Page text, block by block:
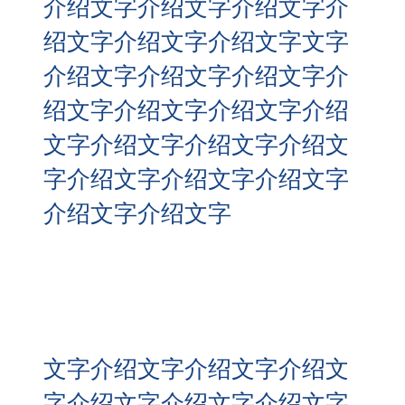
介绍文字介绍文字介绍文字介
绍文字介绍文字介绍文字文字
介绍文字介绍文字介绍文字介
绍文字介绍文字介绍文字介绍
文字介绍文字介绍文字介绍文
字介绍文字介绍文字介绍文字
介绍文字介绍文字
文字介绍文字介绍文字介绍文